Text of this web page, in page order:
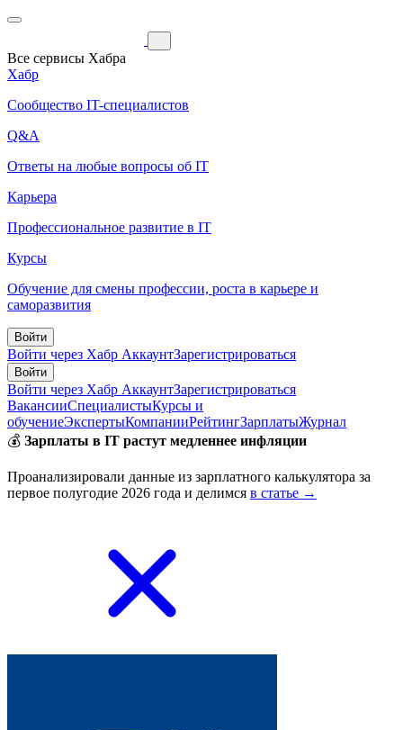
Все сервисы Хабра
Хабр
Сообщество IT-специалистов
Q&A
Ответы на любые вопросы об IT
Карьера
Профессиональное развитие в IT
Курсы
Обучение для смены профессии, роста в карьере и
саморазвития
Войти
Войти через Хабр АккаунтЗарегистрироваться
Войти
Войти через Хабр АккаунтЗарегистрироваться
ВакансииСпециалистыКурсы и
обучениеЭкспертыКомпанииРейтингЗарплатыЖурнал
💰 Зарплаты в IT растут медленнее инфляции
Проанализировали данные из зарплатного калькулятора за
первое полугодие 2026 года и делимся в статье →